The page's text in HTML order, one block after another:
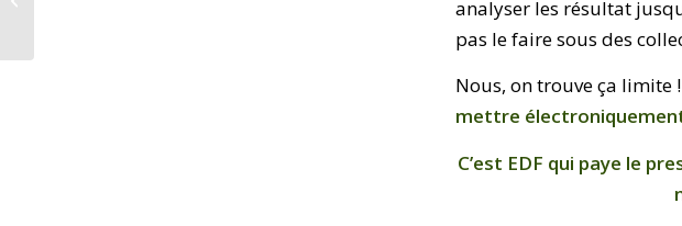
analyser les résultat
pas le faire sous des
Nous, on trouve ça limite !
mettre
C’est EDF qui paye le